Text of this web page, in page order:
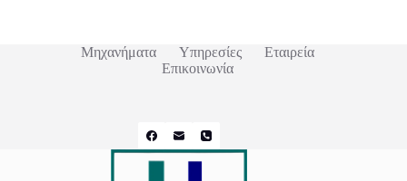
Μηχανήματα Υπηρεσίες
Εταιρεία
Επικοινωνία